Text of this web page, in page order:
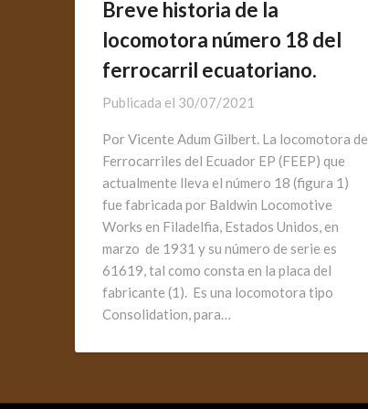
Breve historia de la
locomotora número 18 del
ferrocarril ecuatoriano.
Publicada el 30/07/2021
Por Vicente Adum Gilbert. La locomotora de
Ferrocarriles del Ecuador EP (FEEP) que
actualmente lleva el número 18 (figura 1)
fue fabricada por Baldwin Locomotive
Works en Filadelfia, Estados Unidos, en
marzo de 1931 y su número de serie es
61619, tal como consta en la placa del
fabricante (1). Es una locomotora tipo
Consolidation, para…